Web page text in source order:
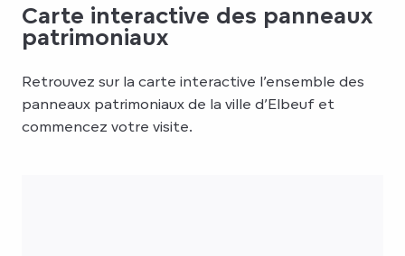
Carte interactive des panneaux
patrimoniaux
Retrouvez sur la carte interactive l’ensemble des
panneaux patrimoniaux de la ville d’Elbeuf et
commencez votre visite.